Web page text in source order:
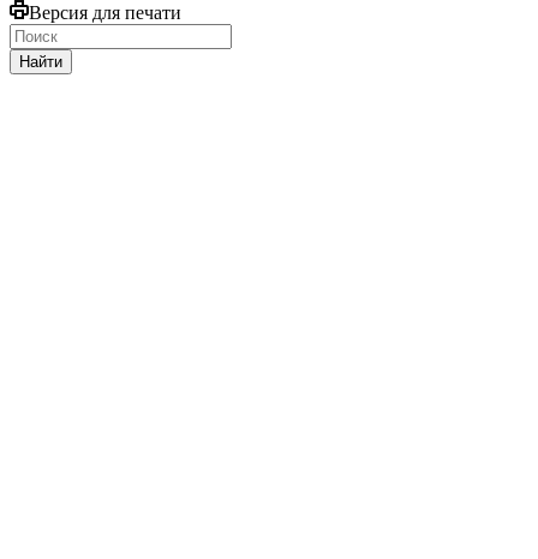
Версия для печати
Найти